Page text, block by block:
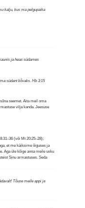
kalju, kus ma pelgupaika
ja heas südames
südant kõvaks. Hb 3:15
seemet. Aita meil oma
vilja kanda. Jeesuse
(või Mt 20:25–28);
et me käiksime õiguses ja
Aga üle kõige anna meile usku
Sinu armastuses. Seda
Tõuse meile appi ja